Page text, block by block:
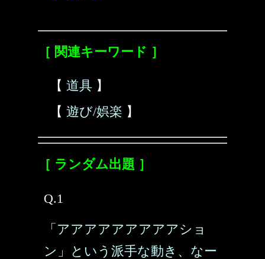
［ 関連キーワード ］
【 道具 】
【 遊び/娯楽 】
［ ランダム出題 ］
Q.1
「アアアアアアアアアショ
ン」という派手な動き、なー